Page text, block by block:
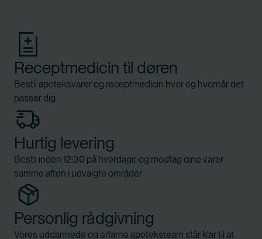
Receptmedicin til døren
Bestil apoteksvarer og receptmedicin hvor og hvornår det
passer dig
Hurtig levering
Bestil inden 12:30 på hverdage og modtag dine varer
samme aften i udvalgte områder
Personlig rådgivning
Vores uddannede og erfarne apoteksteam står klar til at